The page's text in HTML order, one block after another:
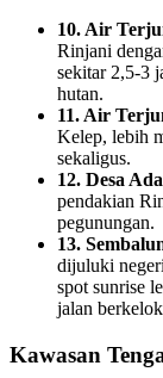
10. Air
Rinjani
sekitar 2,5-3
hutan.
11. Air
Kelep, lebih
sekaligus.
12. Desa
pendakian
pegunungan.
13.
dijuluki
spot sunrise
jalan
Kawasan